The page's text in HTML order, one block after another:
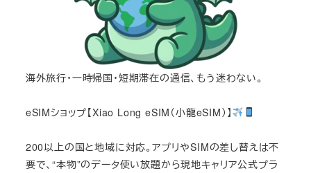
海外旅行・一時帰国・短期滞在の通信、もう迷わない。
eSIMショップ【Xiao Long eSIM（小龍eSIM）】
200以上の国と地域に対応。アプリやSIMの差し替えは不
要で、“本物”のデータ使い放題から現地キャリア公式プラ